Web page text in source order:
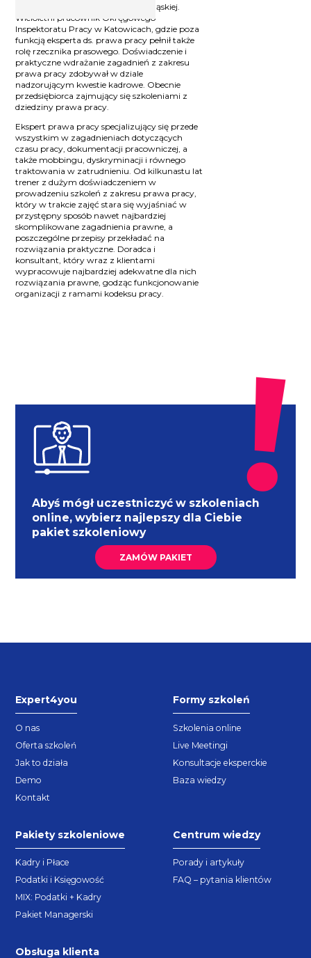
podyplomowych na Politechnice Śląskiej.
Wieloletni pracownik Okręgowego
Inspektoratu Pracy w Katowicach, gdzie poza
funkcją eksperta ds. prawa pracy pełnił także
rolę rzecznika prasowego. Doświadczenie i
praktyczne wdrażanie zagadnień z zakresu
prawa pracy zdobywał w dziale
nadzorującym kwestie kadrowe. Obecnie
przedsiębiorca zajmujący się szkoleniami z
dziedziny prawa pracy.
Ekspert prawa pracy specjalizujący się przede
wszystkim w zagadnieniach dotyczących
czasu pracy, dokumentacji pracowniczej, a
także mobbingu, dyskryminacji i równego
traktowania w zatrudnieniu. Od kilkunastu lat
trener z dużym doświadczeniem w
prowadzeniu szkoleń z zakresu prawa pracy,
który w trakcie zajęć stara się wyjaśniać w
przystępny sposób nawet najbardziej
skomplikowane zagadnienia prawne, a
poszczególne przepisy przekładać na
rozwiązania praktyczne. Doradca i
konsultant, który wraz z klientami
wypracowuje najbardziej adekwatne dla nich
rozwiązania prawne, godząc funkcjonowanie
organizacji z ramami kodeksu pracy.
Abyś mógł uczestniczyć w szkoleniach
online, wybierz najlepszy dla Ciebie
pakiet szkoleniowy
ZAMÓW PAKIET
Expert4you
O nas
Oferta szkoleń
Jak to działa
Demo
Kontakt
Formy szkoleń
Szkolenia online
Live Meetingi
Konsultacje eksperckie
Baza wiedzy
Pakiety szkoleniowe
Kadry i Płace
Podatki i Księgowość
MIX: Podatki + Kadry
Pakiet Managerski
Centrum wiedzy
Porady i artykuły
FAQ – pytania klientów
Obsługa klienta